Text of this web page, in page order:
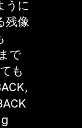
うに
残像
で
も